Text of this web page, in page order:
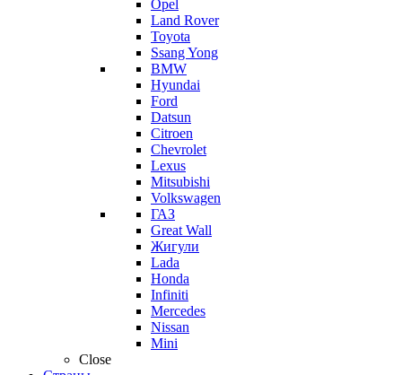
Opel
Land Rover
Toyota
Ssang Yong
BMW
Hyundai
Ford
Datsun
Citroen
Chevrolet
Lexus
Mitsubishi
Volkswagen
ГАЗ
Great Wall
Жигули
Lada
Honda
Infiniti
Mercedes
Nissan
Mini
Close